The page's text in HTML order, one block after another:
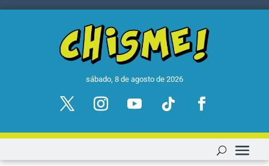
sábado, 8 de agosto de 2026